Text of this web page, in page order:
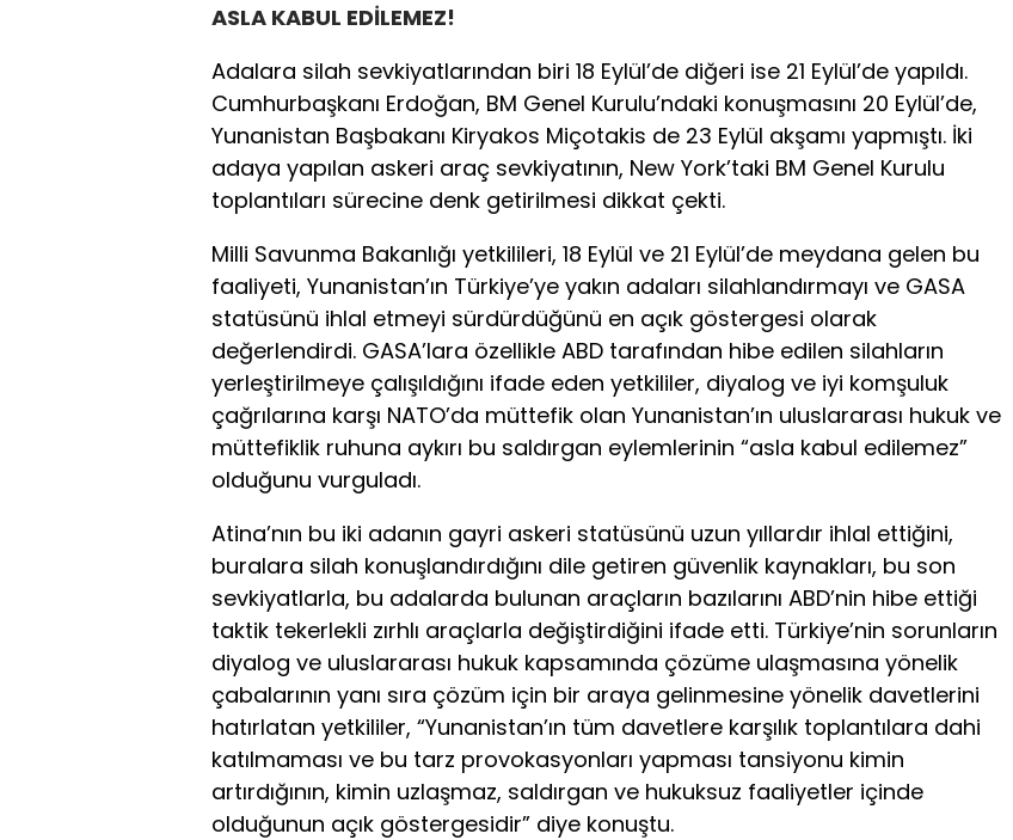
ASLA KABUL EDİLEMEZ!
Adalara silah sevkiyatlarından biri 18 Eylül’de diğeri ise 21 Eylül’de yapıldı.
Cumhurbaşkanı Erdoğan, BM Genel Kurulu’ndaki konuşmasını 20 Eylül’de,
Yunanistan Başbakanı Kiryakos Miçotakis de 23 Eylül akşamı yapmıştı. İki
adaya yapılan askeri araç sevkiyatının, New York’taki BM Genel Kurulu
toplantıları sürecine denk getirilmesi dikkat çekti.
Milli Savunma Bakanlığı yetkilileri, 18 Eylül ve 21 Eylül’de meydana gelen bu
faaliyeti, Yunanistan’ın Türkiye’ye yakın adaları silahlandırmayı ve GASA
statüsünü ihlal etmeyi sürdürdüğünü en açık göstergesi olarak
değerlendirdi. GASA’lara özellikle ABD tarafından hibe edilen silahların
yerleştirilmeye çalışıldığını ifade eden yetkililer, diyalog ve iyi komşuluk
çağrılarına karşı NATO’da müttefik olan Yunanistan’ın uluslararası hukuk ve
müttefiklik ruhuna aykırı bu saldırgan eylemlerinin “asla kabul edilemez”
olduğunu vurguladı.
Atina’nın bu iki adanın gayri askeri statüsünü uzun yıllardır ihlal ettiğini,
buralara silah konuşlandırdığını dile getiren güvenlik kaynakları, bu son
sevkiyatlarla, bu adalarda bulunan araçların bazılarını ABD’nin hibe ettiği
taktik tekerlekli zırhlı araçlarla değiştirdiğini ifade etti. Türkiye’nin sorunların
diyalog ve uluslararası hukuk kapsamında çözüme ulaşmasına yönelik
çabalarının yanı sıra çözüm için bir araya gelinmesine yönelik davetlerini
hatırlatan yetkililer, “Yunanistan’ın tüm davetlere karşılık toplantılara dahi
katılmaması ve bu tarz provokasyonları yapması tansiyonu kimin
artırdığının, kimin uzlaşmaz, saldırgan ve hukuksuz faaliyetler içinde
olduğunun açık göstergesidir” diye konuştu.